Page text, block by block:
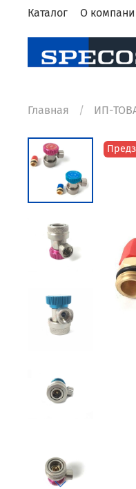
Каталог О
Главная ИП-